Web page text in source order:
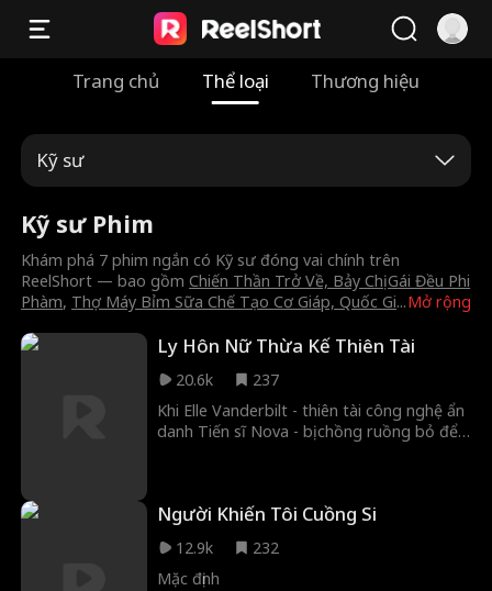
Trang chủ Thể loại Thương hiệu
Kỹ sư
Kỹ sư Phim
Mở rộng
Khám phá 7 phim ngắn có Kỹ sư đóng vai chính trên
ReelShort — bao gồmChiến Thần Trở Về, Bảy Chị Gái Đều Phi
Phàm, Thợ Máy Bỉm Sữa Chế Tạo Cơ Giáp, Quốc Gi...
Ly Hôn Nữ Thừa Kế Thiên Tài
20.6k
237
Khi Elle Vanderbilt - thiên tài công nghệ ẩn
danh Tiến sĩ Nova - bị chồng ruồng bỏ để
thủ lớn nhất của chồng cũ. Cùng nhau, Elle
và Roy đối đầu với gã chồng bội bạc và
Tiến sĩ Nova giả mạo để giành lấy bản hợp
đồng công nghệ lớn nhất thế giới.
Người Khiến Tôi Cuồng Si
12.9k
232
Mặc định